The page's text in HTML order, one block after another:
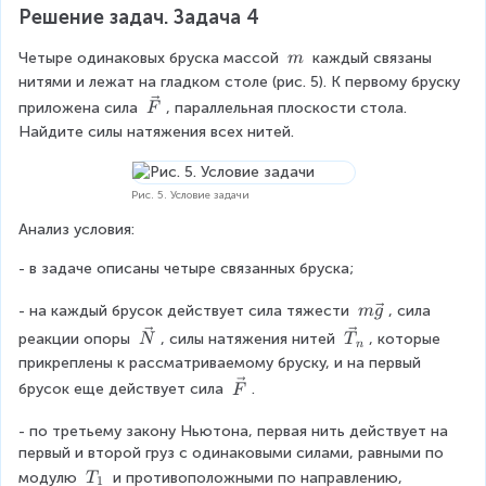
e
{
a
}
T
{
\
m
a
x
_
2
a
\
e
n
d
{
c
m
1
a
\
\
m
a
}
m
_
2
\
e
n
m
_
1
\f
{
T
_
{
m
a
x
}
{
T
_
{
}
}
{
m
_
2
}
+
{
0,
2
\
{
к
г
}
+
0,
3
\
r
a
c
{
_
1
m
2
}
{
m
_
m
x
}
=
a
m
_
2
m
_
{
a
x
}
=
{
}
Решение задач. Задача 4
Четыре одинаковых бруска массой \
\
m
m каждый связаны
нитями и лежат на гладком столе (рис. 5). К первому бруску
приложена сила
\
v
c
{
F , параллельная плоскости стола.
Найдите силы натяжения всех нитей.
Рис. 5. Условие задачи
Анализ условия:
- в задаче описаны четыре связанных бруска;
- на каждый брусок действует сила тяжести m
v
g
}
mg , сила
реакции опоры \
v
e
{
N
N , силы натяжения нитей \
v
{
T
Tn , которые
прикреплены к рассматриваемому бруску, и на первый
брусок еще действует сила
\
e
c
{
F .
- по третьему закону Ньютона, первая нить действует на
первый и второй груз с одинаковыми силами, равными по
модулю T
T 1 и противоположными по направлению,